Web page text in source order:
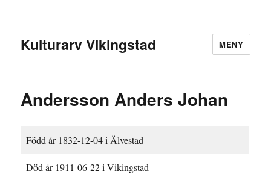
Kulturarv Vikingstad MENY
Andersson Anders Johan
Född år 1832-12-04 i Älvestad
Död år 1911-06-22 i Vikingstad